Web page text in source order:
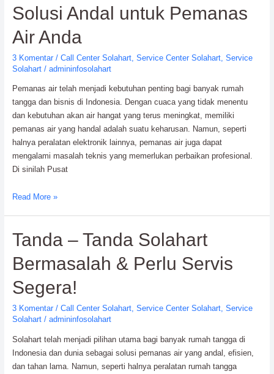
Dealer
Solahart
Solusi Andal untuk Pemanas
Air Anda
3 Komentar / Call Center Solahart, Service Center Solahart, Service
Solahart/ admininfosolahart
Pemanas air telah menjadi kebutuhan penting bagi banyak rumah
tangga dan bisnis di Indonesia. Dengan cuaca yang tidak menentu
dan kebutuhan akan air hangat yang terus meningkat, memiliki
pemanas air yang handal adalah suatu keharusan. Namun, seperti
halnya peralatan elektronik lainnya, pemanas air juga dapat
mengalami masalah teknis yang memerlukan perbaikan profesional.
Di sinilah Pusat
Pusat
Resmi:
Andal
Pemanas
Air
Anda
Read More »
Tanda – Tanda Solahart
Bermasalah & Perlu Servis
Segera!
3 Komentar / Call Center Solahart, Service Center Solahart, Service
Solahart/ admininfosolahart
Solahart telah menjadi pilihan utama bagi banyak rumah tangga di
Indonesia dan dunia sebagai solusi pemanas air yang andal, efisien,
dan tahan lama. Namun, seperti halnya peralatan rumah tangga